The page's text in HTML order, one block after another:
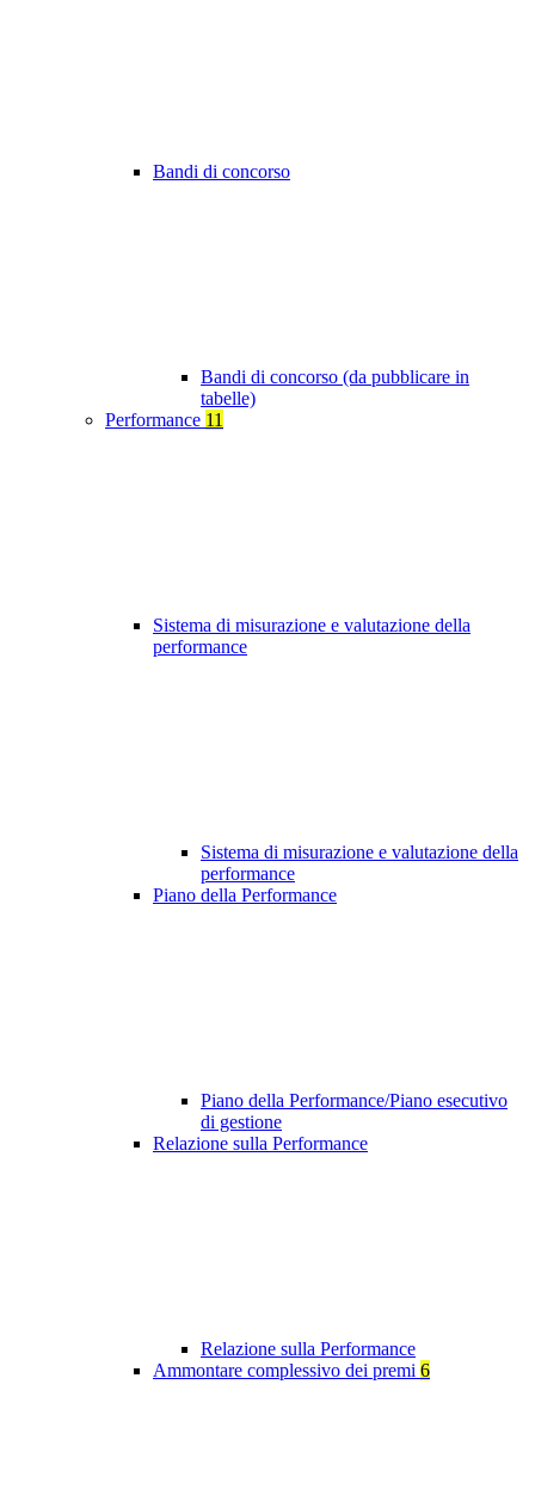
Bandi di concorso
Bandi di concorso (da pubblicare in
tabelle)
Performance 11
Sistema di misurazione e valutazione della
performance
Sistema di misurazione e valutazione della
performance
Piano della Performance
Piano della Performance/Piano esecutivo
di gestione
Relazione sulla Performance
Relazione sulla Performance
Ammontare complessivo dei premi 6